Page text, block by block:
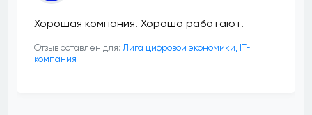
Хорошая компания. Хорошо работают.
Отзыв оставлен для: Лига цифровой экономики, IT-
компания